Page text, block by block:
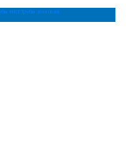
НКТТрубы для свай